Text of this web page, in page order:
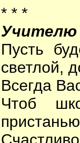
* * *
Учителю
Пусть
светлой,
Всегда
Чтоб